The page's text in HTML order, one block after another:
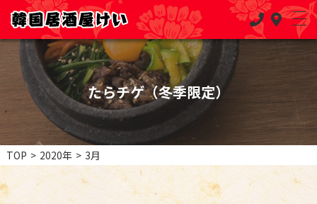
たらチゲ（冬季限定）
TOP > 2020年 > 3月